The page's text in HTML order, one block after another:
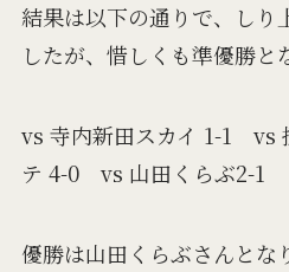
結果は以下の通りで、しり
したが、惜しくも準優勝と
vs 寺内新田スカイ 1-1 vs
テ 4-0 vs 山田くらぶ2-1
優勝は山田くらぶさんとな